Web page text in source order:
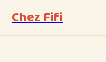
Chez Fifi